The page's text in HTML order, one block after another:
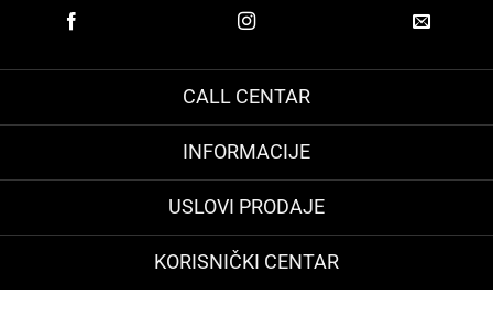
CALL CENTAR
INFORMACIJE
USLOVI PRODAJE
KORISNIČKI CENTAR